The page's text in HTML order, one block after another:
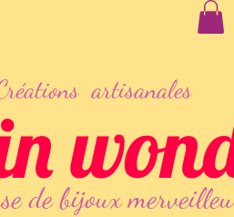
artisanales
de bijoux